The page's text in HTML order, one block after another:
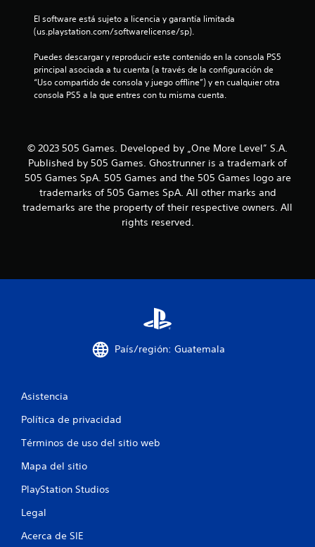
l
a
e
n
u
o
El software está sujeto a licencia y garantía limitada
(us.playstation.com/softwarelicense/sp).
Puedes descargar y reproducir este contenido en la consola PS5
principal asociada a tu cuenta (a través de la configuración de
“Uso compartido de consola y juego offline”) y en cualquier otra
consola PS5 a la que entres con tu misma cuenta.
© 2023 505 Games. Developed by „One More Level” S.A.
Published by 505 Games. Ghostrunner is a trademark of
505 Games SpA. 505 Games and the 505 Games logo are
trademarks of 505 Games SpA. All other marks and
trademarks are the property of their respective owners. All
rights reserved.
País/región: Guatemala
Asistencia
Política de privacidad
Términos de uso del sitio web
Mapa del sitio
PlayStation Studios
Legal
Acerca de SIE